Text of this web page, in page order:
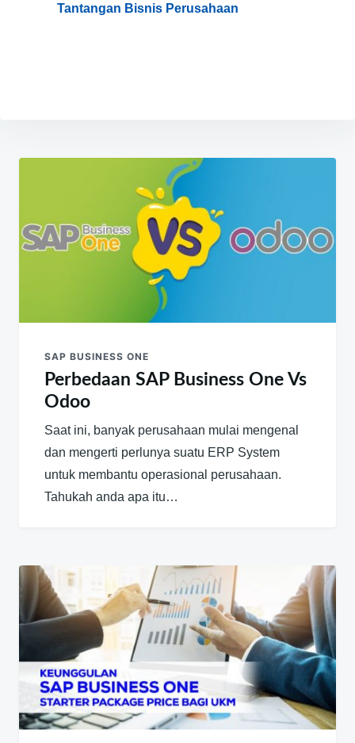
Tantangan Bisnis Perusahaan
Navigasi
SAP BUSINESS ONE
Perbedaan SAP Business One Vs
Odoo
Saat ini, banyak perusahaan mulai mengenal
dan mengerti perlunya suatu ERP System
untuk membantu operasional perusahaan.
Tahukah anda apa itu…